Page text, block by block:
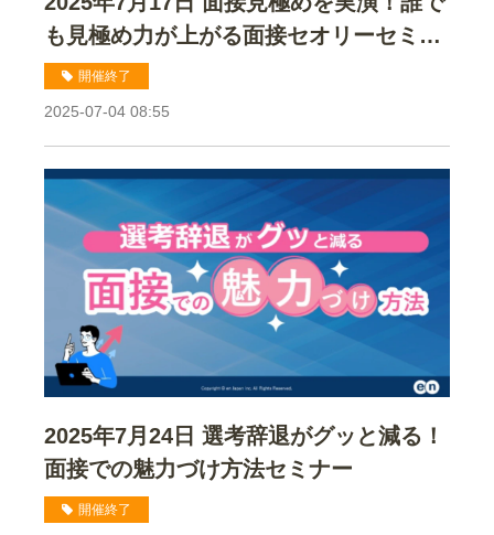
も見極め力が上がる面接セオリーセミナ
ー
開催終了
2025-07-04 08:55
2025年7月24日 選考辞退がグッと減る！
面接での魅力づけ方法セミナー
開催終了